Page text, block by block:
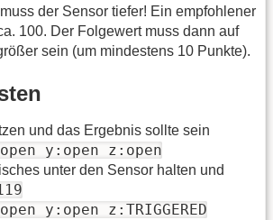
der Sensor tiefer! Ein empfohlener
100. Der Folgewert muss dann auf
sein (um mindestens 10 Punkte).
und das Ergebnis sollte sein
y:open z:open
unter den Sensor halten und
y:open z:TRIGGERED